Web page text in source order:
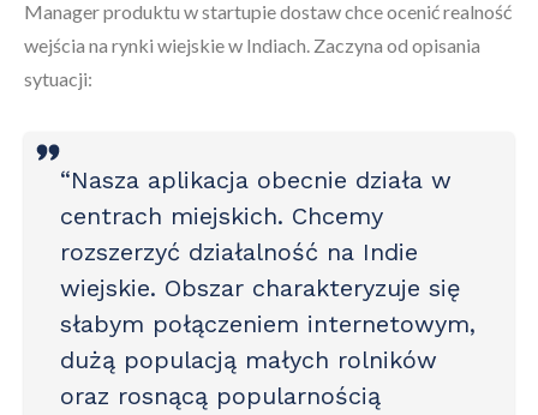
Manager produktu w startupie dostaw chce ocenić realność
wejścia na rynki wiejskie w Indiach. Zaczyna od opisania
sytuacji:
“Nasza aplikacja obecnie działa w
centrach miejskich. Chcemy
rozszerzyć działalność na Indie
wiejskie. Obszar charakteryzuje się
słabym połączeniem internetowym,
dużą populacją małych rolników
oraz rosnącą popularnością